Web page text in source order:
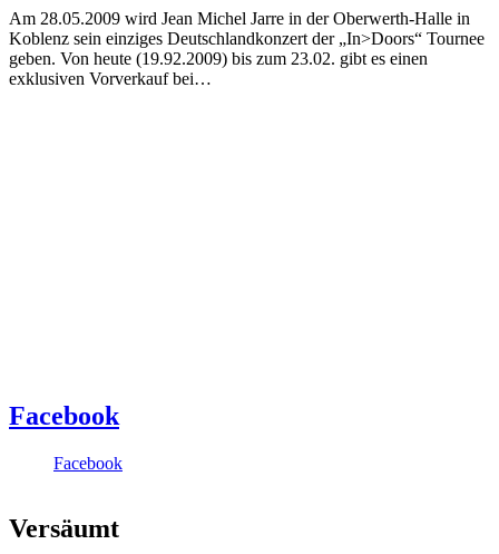
Am 28.05.2009 wird Jean Michel Jarre in der Oberwerth-Halle in
Koblenz sein einziges Deutschlandkonzert der „In>Doors“ Tournee
geben. Von heute (19.92.2009) bis zum 23.02. gibt es einen
exklusiven Vorverkauf bei…
Facebook
Facebook
Versäumt